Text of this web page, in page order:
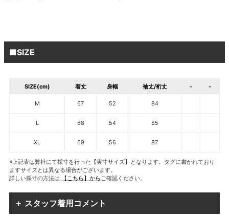
■SIZE
SIZE(cm) 着丈 身幅 袖丈/裄丈 - -
M 67 52 84
L 68 54 85
XL 69 56 87
※上記表は弊社にて採寸を行った【実寸サイズ】となります。タグに書かれており
ますサイズとは異なる場合がございます。
詳しい採寸の方法は
【こちら】からご確認ください。
＋ スタッフ着用コメント